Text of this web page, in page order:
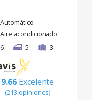
Automático
Aire acondicionado
6
5 3
9.66 Excelente
(213 opiniones)